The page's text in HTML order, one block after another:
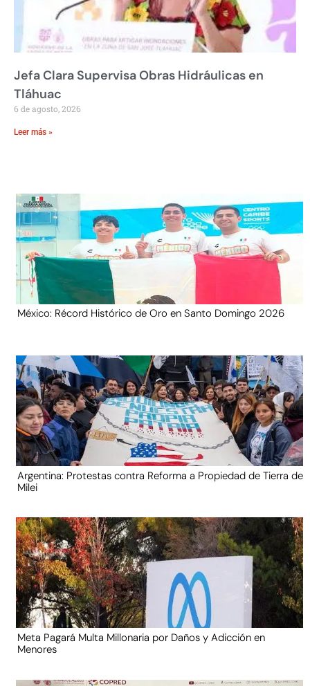
Jefa Clara Supervisa Obras Hidráulicas en
Tláhuac
6 de agosto, 2026
Leer más »
México: Récord Histórico de Oro en Santo Domingo 2026
Argentina: Protestas contra Reforma a Propiedad de Tierra de
Milei
Meta Pagará Multa Millonaria por Daños y Adicción en
Menores